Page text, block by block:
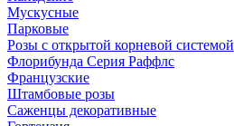
Мускусные
Парковые
Розы с открытой корневой системой
Флорибунда Серия Раффлс
Французские
Штамбовые розы
Саженцы декоративные